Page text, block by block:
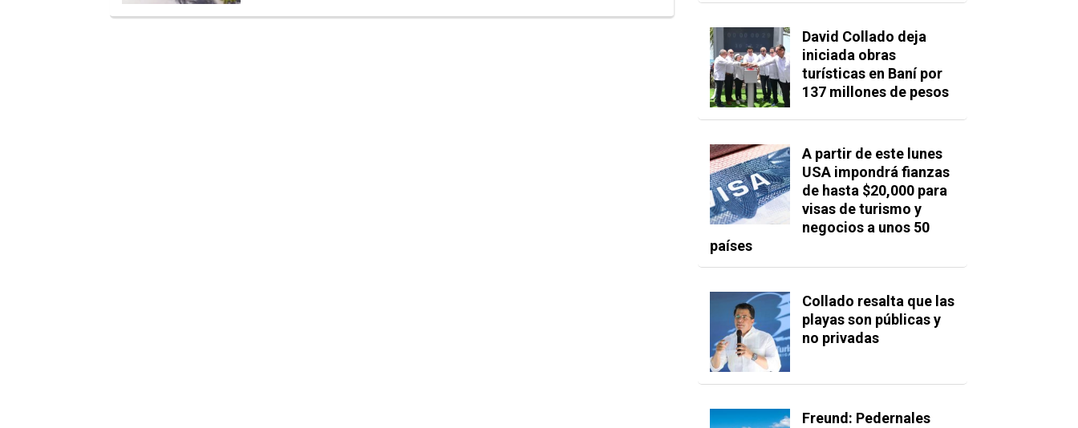
David Collado deja
iniciada obras
turísticas en Baní por
137 millones de pesos
A partir de este lunes
USA impondrá fianzas
de hasta $20,000 para
visas de turismo y
negocios a unos 50
países
Collado resalta que las
playas son públicas y
no privadas
Freund: Pedernales